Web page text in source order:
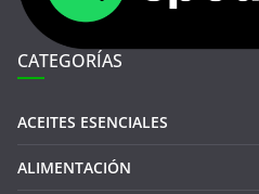
CATEGORÍAS
ACEITES ESENCIALES
ALIMENTACIÓN